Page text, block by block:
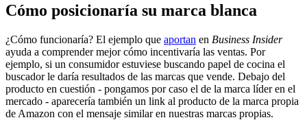
Cómo posicionaría su marca blanca
¿Cómo funcionaría? El ejemplo que aportan en Business Insider
ayuda a comprender mejor cómo incentivaría las ventas. Por
ejemplo, si un consumidor estuviese buscando papel de cocina el
buscador le daría resultados de las marcas que vende. Debajo del
producto en cuestión - pongamos por caso el de la marca líder en el
mercado - aparecería también un link al producto de la marca propia
de Amazon con el mensaje similar en nuestras marcas propias.